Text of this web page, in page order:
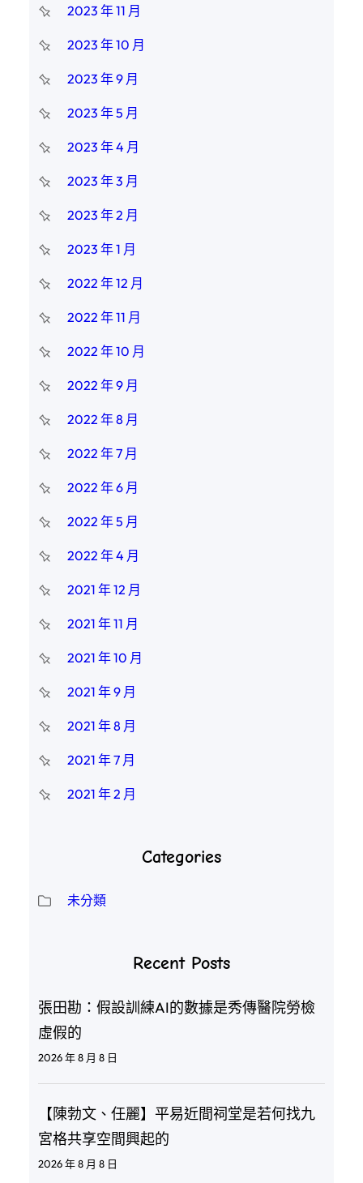
2023 年 11 月
2023 年 10 月
2023 年 9 月
2023 年 5 月
2023 年 4 月
2023 年 3 月
2023 年 2 月
2023 年 1 月
2022 年 12 月
2022 年 11 月
2022 年 10 月
2022 年 9 月
2022 年 8 月
2022 年 7 月
2022 年 6 月
2022 年 5 月
2022 年 4 月
2021 年 12 月
2021 年 11 月
2021 年 10 月
2021 年 9 月
2021 年 8 月
2021 年 7 月
2021 年 2 月
Categories
未分類
Recent Posts
張田勘：假設訓練AI的數據是秀傳醫院勞檢
虛假的
2026 年 8 月 8 日
【陳勃文、任麗】平易近間祠堂是若何找九
宮格共享空間興起的
2026 年 8 月 8 日